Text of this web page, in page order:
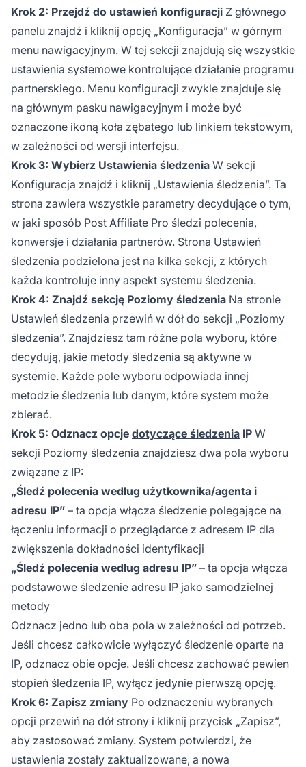
Krok 2: Przejdź do ustawień konfiguracji Z głównego
panelu znajdź i kliknij opcję „Konfiguracja” w górnym
menu nawigacyjnym. W tej sekcji znajdują się wszystkie
ustawienia systemowe kontrolujące działanie programu
partnerskiego. Menu konfiguracji zwykle znajduje się
na głównym pasku nawigacyjnym i może być
oznaczone ikoną koła zębatego lub linkiem tekstowym,
w zależności od wersji interfejsu.
Krok 3: Wybierz Ustawienia śledzenia W sekcji
Konfiguracja znajdź i kliknij „Ustawienia śledzenia”. Ta
strona zawiera wszystkie parametry decydujące o tym,
w jaki sposób Post Affiliate Pro śledzi polecenia,
konwersje i działania partnerów. Strona Ustawień
śledzenia podzielona jest na kilka sekcji, z których
każda kontroluje inny aspekt systemu śledzenia.
Krok 4: Znajdź sekcję Poziomy śledzenia Na stronie
Ustawień śledzenia przewiń w dół do sekcji „Poziomy
śledzenia”. Znajdziesz tam różne pola wyboru, które
decydują, jakie metody śledzenia są aktywne w
systemie. Każde pole wyboru odpowiada innej
metodzie śledzenia lub danym, które system może
zbierać.
Krok 5: Odznacz opcje dotyczące śledzenia IP W
sekcji Poziomy śledzenia znajdziesz dwa pola wyboru
związane z IP:
„Śledź polecenia według użytkownika/agenta i
adresu IP” – ta opcja włącza śledzenie polegające na
łączeniu informacji o przeglądarce z adresem IP dla
zwiększenia dokładności identyfikacji
„Śledź polecenia według adresu IP” – ta opcja włącza
podstawowe śledzenie adresu IP jako samodzielnej
metody
Odznacz jedno lub oba pola w zależności od potrzeb.
Jeśli chcesz całkowicie wyłączyć śledzenie oparte na
IP, odznacz obie opcje. Jeśli chcesz zachować pewien
stopień śledzenia IP, wyłącz jedynie pierwszą opcję.
Krok 6: Zapisz zmiany Po odznaczeniu wybranych
opcji przewiń na dół strony i kliknij przycisk „Zapisz”,
aby zastosować zmiany. System potwierdzi, że
ustawienia zostały zaktualizowane, a nowa